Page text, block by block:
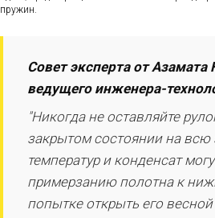
пружин.
Совет эксперта от Азамата
ведущего инженера-
"Никогда не оставляйте
закрытом состоянии на
температур и конденсат
примерзанию полотна к
попытке открыть его